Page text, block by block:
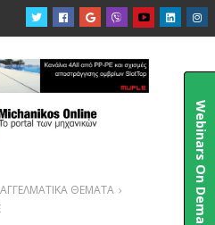

ΘΕΜΑΤΑ
Webinars On Demand